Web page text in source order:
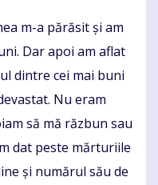
m-a părăsit și am
Dar apoi am aflat
dintre cei mai buni
Nu eram
să mă răzbun sau
dat peste mărturiile
și numărul său de